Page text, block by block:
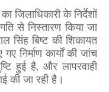
जिलाधिकारी के निर्देशों
से निस्तारण किया जा
सिंह बिष्ट की शिकायत
निर्माण कार्यों की जांच
हुई है, और लापरवाही
की जा रही है।